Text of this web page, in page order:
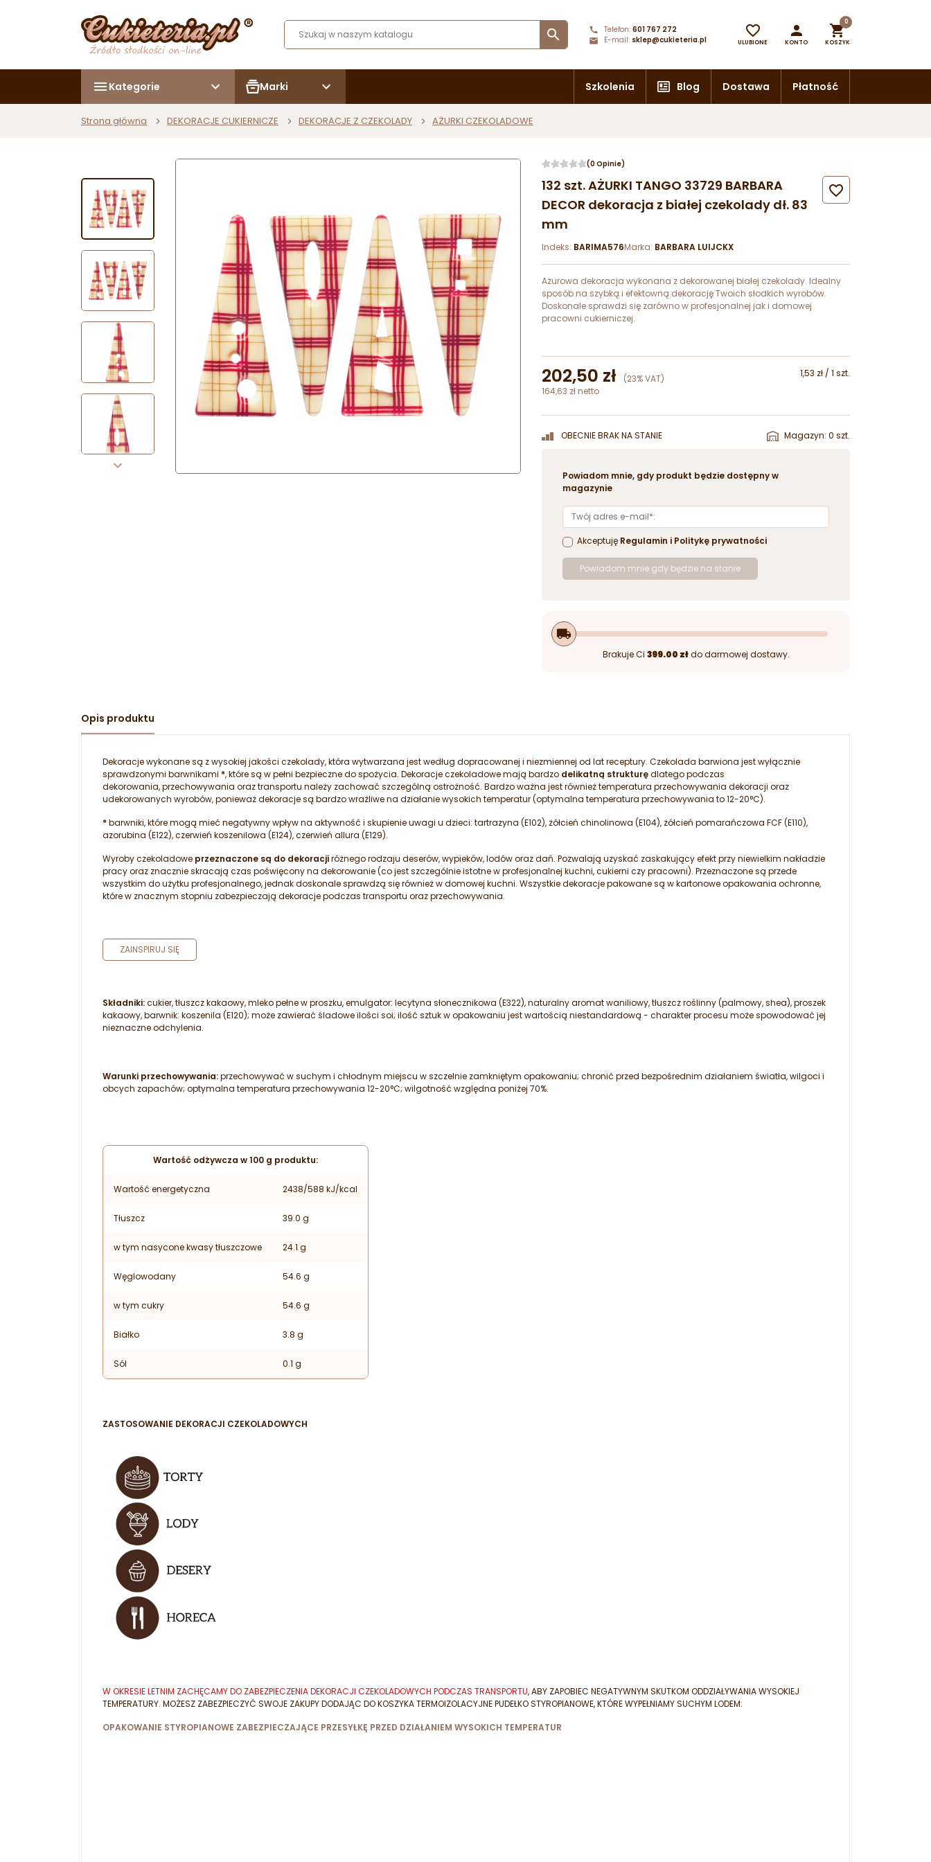
 Telefon: 601 767 272
E-mail: sklep@cukieteria.pl

ULUBIONE

KONTO

0
KOSZYK
Kategorie Marki Szkolenia Blog Dostawa Płatność
Strona główna DEKORACJE CUKIERNICZE DEKORACJE Z CZEKOLADY AŻURKI CZEKOLADOWE
(0 Opinie)
132 szt. AŻURKI TANGO 33729 BARBARA
DECOR dekoracja z białej czekolady dł. 83
mm

Indeks: BARIMA576Marka: BARBARA LUIJCKX
Ażurowa dekoracja wykonana z dekorowanej białej czekolady. Idealny
sposób na szybką i efektowną dekorację Twoich słodkich wyrobów.
Doskonale sprawdzi się zarówno w profesjonalnej jak i domowej
pracowni cukierniczej.
202,50 zł (23% VAT)
1,53 zł / 1 szt.
164,63 zł netto
OBECNIE BRAK NA STANIE Magazyn: 0 szt.
Powiadom mnie, gdy produkt będzie dostępny w
magazynie
Akceptuję Regulamin i Politykę prywatności
Powiadom mnie gdy będzie na stanie
local_shipping
Brakuje Ci 399.00 złdo darmowej dostawy.
Opis produktu
Dekoracje wykonane są z wysokiej jakości czekolady, która wytwarzana jest według dopracowanej i niezmiennej od lat receptury. Czekolada barwiona jest wyłącznie
sprawdzonymi barwnikami *, które są w pełni bezpieczne do spożycia. Dekoracje czekoladowe mają bardzo delikatną strukturędlatego podczas
dekorowania, przechowywania oraz transportu należy zachować szczególną ostrożność. Bardzo ważna jest również temperatura przechowywania dekoracji oraz
udekorowanych wyrobów, ponieważ dekoracje są bardzo wrażliwe na działanie wysokich temperatur (optymalna temperatura przechowywania to 12-20°C).
*barwniki, które mogą mieć negatywny wpływ na aktywność i skupienie uwagi u dzieci: tartrazyna (E102), żółcień chinolinowa (E104), żółcień pomarańczowa FCF (E110),
azorubina (E122), czerwień koszenilowa (E124), czerwień allura (E129).
Wyroby czekoladowe przeznaczone są do dekoracjiróżnego rodzaju deserów, wypieków, lodów oraz dań. Pozwalają uzyskać zaskakujący efekt przy niewielkim nakładzie
pracy oraz znacznie skracają czas poświęcony na dekorowanie (co jest szczególnie istotne w profesjonalnej kuchni, cukierni czy pracowni). Przeznaczone są przede
wszystkim do użytku profesjonalnego, jednak doskonale sprawdzą się również w domowej kuchni. Wszystkie dekoracje pakowane są w kartonowe opakowania ochronne,
które w znacznym stopniu zabezpieczają dekoracje podczas transportu oraz przechowywania.
ZAINSPIRUJ SIĘ
Składniki:cukier, tłuszcz kakaowy, mleko pełne w proszku, emulgator: lecytyna słonecznikowa (E322), naturalny aromat waniliowy, tłuszcz roślinny (palmowy, shea), proszek
kakaowy, barwnik: koszenila (E120); może zawierać śladowe ilości soi; ilość sztuk w opakowaniu jest wartością niestandardową - charakter procesu może spowodować jej
nieznaczne odchylenia.
Warunki przechowywania:przechowywać w suchym i chłodnym miejscu w szczelnie zamkniętym opakowaniu; chronić przed bezpośrednim działaniem światła, wilgoci i
obcych zapachów; optymalna temperatura przechowywania 12-20°C; wilgotność względna poniżej 70%.
Wartość odżywcza w 100 g produktu:
Wartość energetyczna 2438/588 kJ/kcal
Tłuszcz 39.0 g
w tym nasycone kwasy tłuszczowe 24.1 g
Węglowodany 54.6 g
w tym cukry 54.6 g
Białko 3.8 g
Sól 0.1 g
ZASTOSOWANIE DEKORACJI CZEKOLADOWYCH
W OKRESIE LETNIM ZACHĘCAMY DO ZABEZPIECZENIA DEKORACJI CZEKOLADOWYCH PODCZAS TRANSPORTU, ABY ZAPOBIEC NEGATYWNYM SKUTKOM ODDZIAŁYWANIA WYSOKIEJ
TEMPERATURY. MOŻESZ ZABEZPIECZYĆ SWOJE ZAKUPY DODAJĄC DO KOSZYKA TERMOIZOLACYJNE PUDEŁKO STYROPIANOWE, KTÓRE WYPEŁNIAMY SUCHYM LODEM:
OPAKOWANIE STYROPIANOWE ZABEZPIECZAJĄCE PRZESYŁKĘ PRZED DZIAŁANIEM WYSOKICH TEMPERATUR